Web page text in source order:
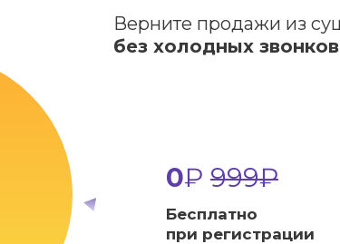
Верните продажи из
без холодных
Бесплатно
при регистрации
0₽ 999₽